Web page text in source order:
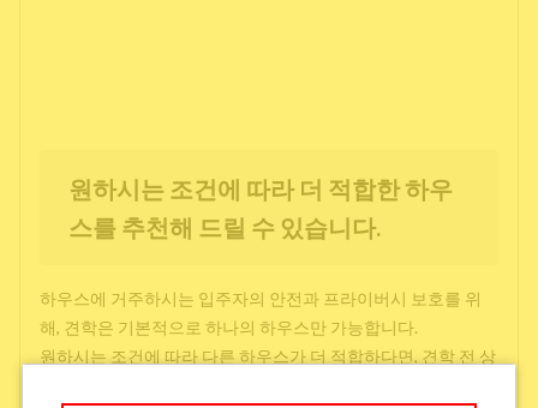
원하시는 조건에 따라 더 적합한 하우
스를 추천해 드릴 수 있습니다.
하우스에 거주하시는 입주자의 안전과 프라이버시 보호를 위
해, 견학은 기본적으로 하나의 하우스만 가능합니다.
원하시는 조건에 따라 다른 하우스가 더 적합하다면, 견학 전 상